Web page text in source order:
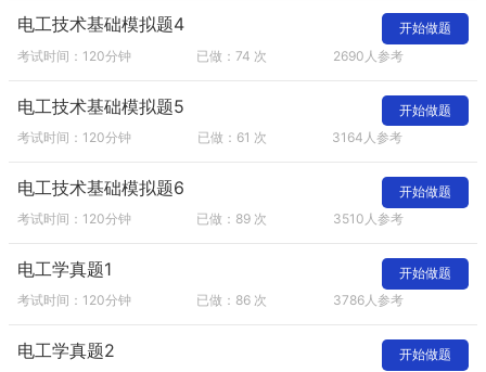
电工技术基础模拟题4
考试时间：120分钟 已做：74 次 2690人参考
开始做题
电工技术基础模拟题5
考试时间：120分钟 已做：61 次 3164人参考
开始做题
电工技术基础模拟题6
考试时间：120分钟 已做：89 次 3510人参考
开始做题
电工学真题1
考试时间：120分钟 已做：86 次 3786人参考
开始做题
电工学真题2 开始做题